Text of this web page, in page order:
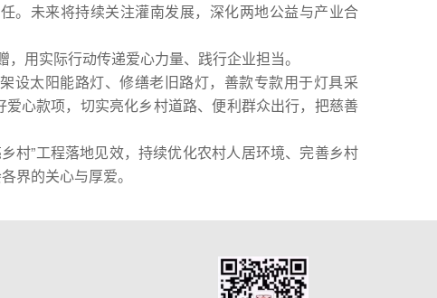
未来将持续关注灌南发展，深化两地公益与产业合
用实际行动传递爱心力量、践行企业担当。
太阳能路灯、修缮老旧路灯，善款专款用于灯具采
心款项，切实亮化乡村道路、便利群众出行，把慈善
”工程落地见效，持续优化农村人居环境、完善乡村
界的关心与厚爱。